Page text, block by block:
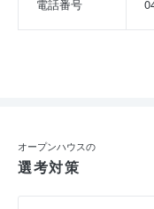
電話番号
オープンハウスの
選考対策